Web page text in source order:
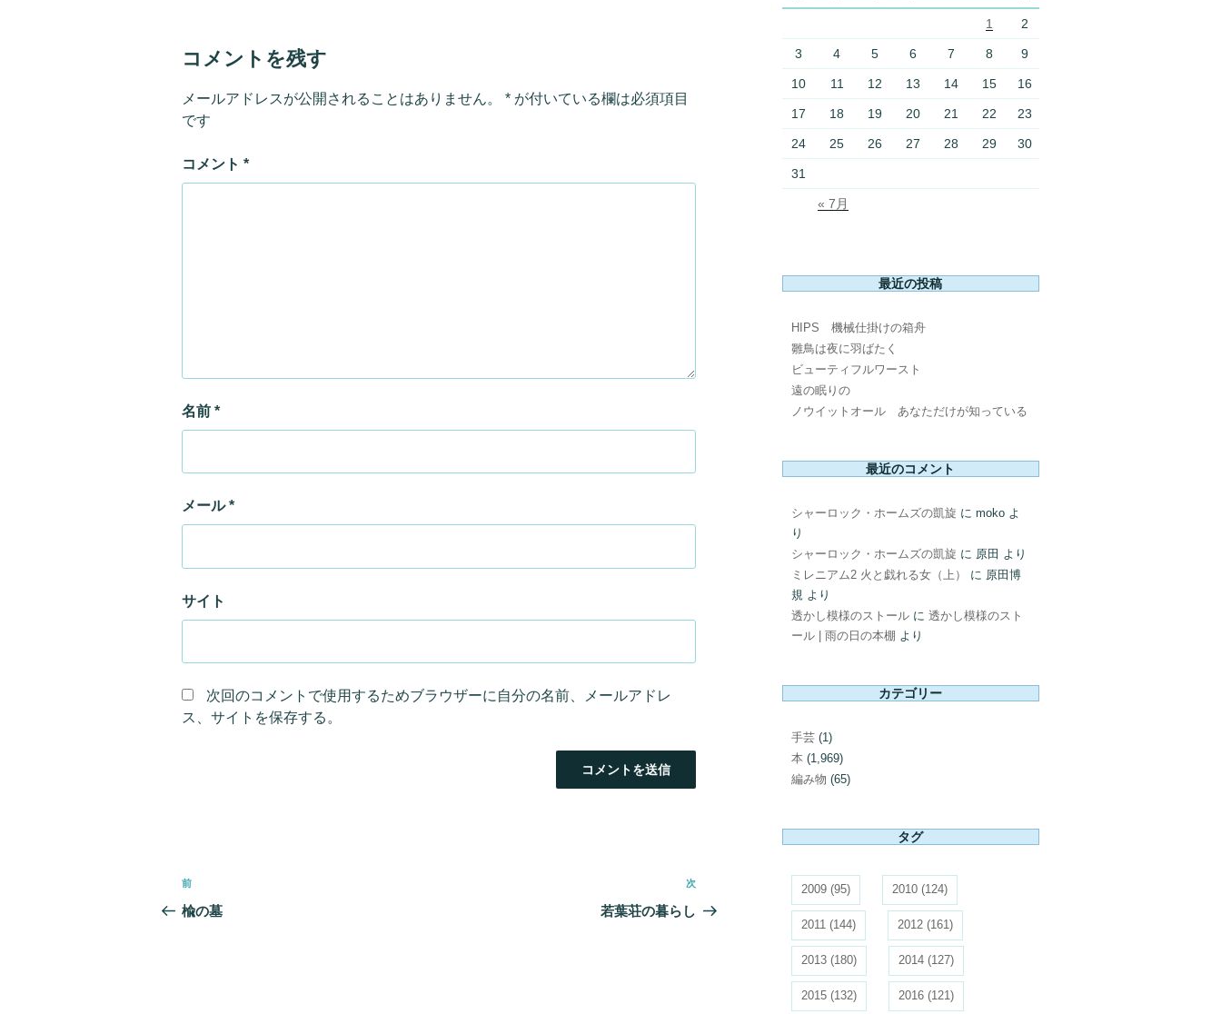
コメントを残す
メールアドレスが公開されることはありません。 * が付いている欄は必須項目
です
コメント *
名前 *
メール*
サイト
次回のコメントで使用するためブラウザーに自分の名前、メールアドレ
ス、サイトを保存する。
ナ
前
の
前
楡の墓
次
の
次
若葉荘の暮らし
1 2
3 4 5 6 7 8 9
10 11 12 13 14 15 16
17 18 19 20 21 22 23
24 25 26 27 28 29 30
31
« 7月
最近の投稿
HIPS 機械仕掛けの箱舟
雛鳥は夜に羽ばたく
ビューティフルワースト
遠の眠りの
ノウイットオール あなただけが知っている
最近のコメント
シャーロック・ホームズの凱旋 に mokoよ
り
シャーロック・ホームズの凱旋 に 原田 より
ミレニアム2 火と戯れる女（上）
に 原田博
規より
透かし模様のストールに 透かし模様のスト
ール | 雨の日の本棚 より
カテゴリー
手芸(1)
本 (1,969)
編み物 (65)
タグ
2009(95) 2010(124)
2011(144) 2012(161)
2013(180) 2014(127)
2015(132) 2016(121)